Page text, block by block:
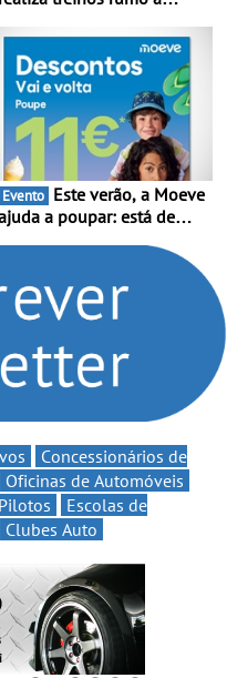
Portugal Karting e mira boa
estreia - O Campeonato
Portugal Karting 2026
decorre entre 1 de Março e
6 de Setembro
Evento
a poupar: está de
Volta” com descontos de
Concessionários de
Oficinas de Automóveis
Pilotos
Escolas de
Clubes Auto